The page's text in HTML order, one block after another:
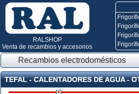
RALSHOP
Venta de recambios y accesorios
Recambios electrodomésticos
TEFAL - CALENTADORES DE AGUA -